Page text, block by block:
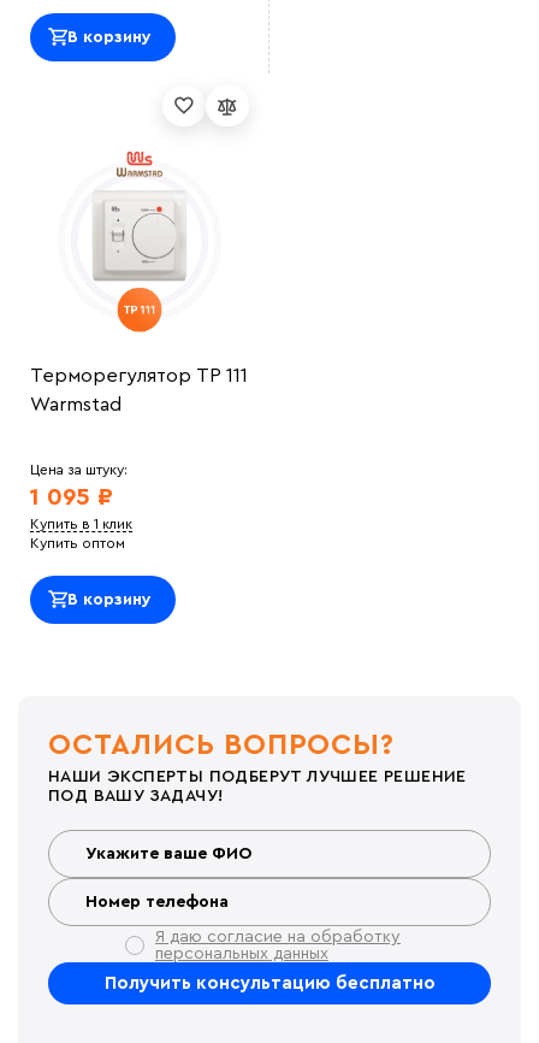
В корзину
Терморегулятор ТР 111
Warmstad
Цена за штуку:
1 095 ₽
Купить в 1 клик
Купить оптом
В корзину
ОСТАЛИСЬ ВОПРОСЫ?
НАШИ ЭКСПЕРТЫ ПОДБЕРУТ ЛУЧШЕЕ РЕШЕНИЕ
ПОД ВАШУ ЗАДАЧУ!
Я даю согласие на обработку
персональных данных